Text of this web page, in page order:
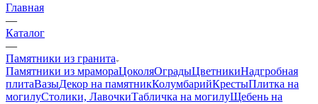
Главная
—
Каталог
—
Памятники из гранита
Памятники из мрамораЦоколяОградыЦветникиНадгробная
плитаВазыДекор на памятникКолумбарийКрестыПлитка на
могилуСтолики, ЛавочкиТабличка на могилуЩебень на